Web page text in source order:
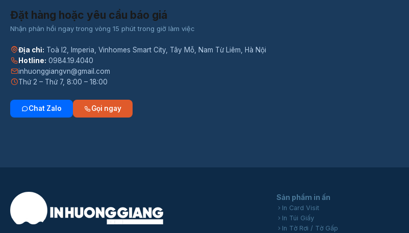
Đặt hàng hoặc yêu cầu báo giá
Nhận phản hồi ngay trong vòng 15 phút trong giờ làm việc
Địa chỉ: Toà I2, Imperia, Vinhomes Smart City, Tây Mỗ, Nam Từ Liêm, Hà Nội
Hotline: 0984.19.4040
inhuonggiangvn@gmail.com
Thứ 2 – Thứ 7, 8:00 – 18:00
Chat Zalo Gọi ngay
Sản phẩm in ấn
In Card Visit
In Túi Giấy
In Tờ Rơi / Tờ Gấp